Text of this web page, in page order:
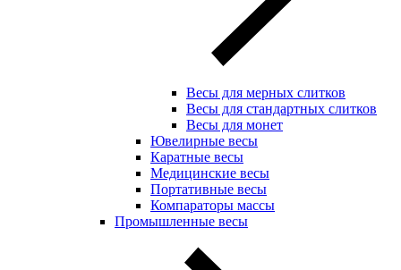
Весы для мерных слитков
Весы для стандартных слитков
Весы для монет
Ювелирные весы
Каратные весы
Медицинские весы
Портативные весы
Компараторы массы
Промышленные весы